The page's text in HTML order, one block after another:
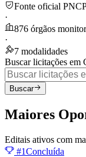
Fonte oficial
·
876 órgãos
·
7 modalidades
Buscar licitações em
Buscar
Maiores
Editais ativos com
#1Concluída